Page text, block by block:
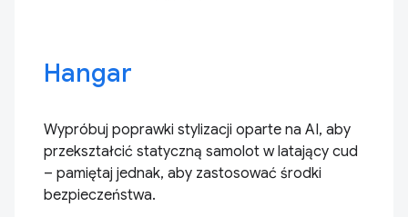
Hangar
Wypróbuj poprawki stylizacji oparte na AI, aby
przekształcić statyczną samolot w latający cud
– pamiętaj jednak, aby zastosować środki
bezpieczeństwa.